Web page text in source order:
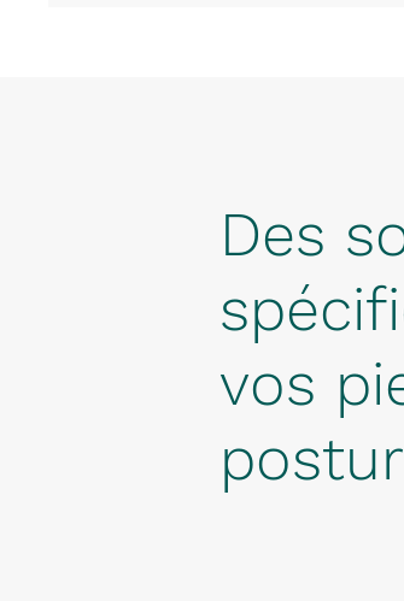
Des
vos